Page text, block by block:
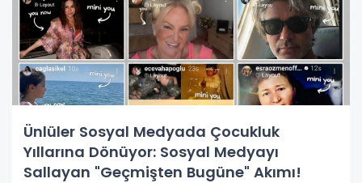
Ünlüler Sosyal Medyada Çocukluk
Yıllarına Dönüyor: Sosyal Medyayı
Sallayan "Geçmişten Bugüne" Akımı!